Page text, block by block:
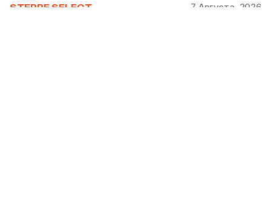
STEPPE SELECT 7 Августа, 2026